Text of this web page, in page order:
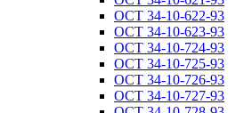
ОСТ 34-10-622-93
ОСТ 34-10-623-93
ОСТ 34-10-724-93
ОСТ 34-10-725-93
ОСТ 34-10-726-93
ОСТ 34-10-727-93